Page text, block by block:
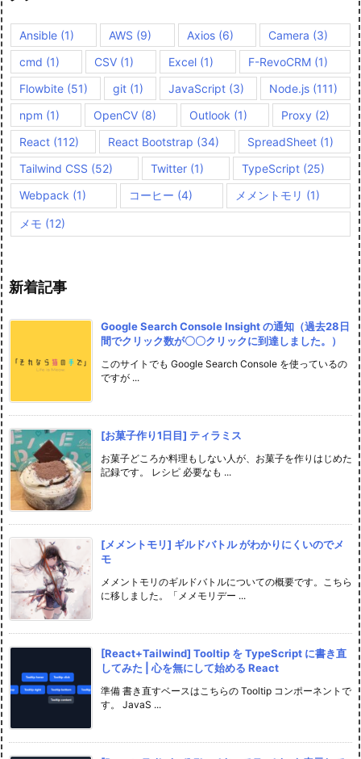
Ansible (1) AWS (9) Axios(6) Camera (3)
cmd (1) CSV (1) Excel (1) F-RevoCRM (1)
Flowbite (51) git (1) JavaScript (3) Node.js (111)
npm (1) OpenCV(8) Outlook (1) Proxy (2)
React (112) React Bootstrap (34) SpreadSheet (1)
Tailwind CSS (52) Twitter (1) TypeScript (25)
Webpack (1) コーヒー (4) メメントモリ (1)
メモ (12)
新着記事
Google Search Console Insight の通知（過去28日
間でクリック数が〇〇クリックに到達しました。）
このサイトでも Google Search Console を使っているの
ですが ...
[お菓子作り1日目] ティラミス
お菓子どころか料理もしない人が、お菓子を作りはじめた
記録です。 レシピ 必要なも ...
[メメントモリ] ギルドバトル がわかりにくいのでメ
モ
メメントモリのギルドバトルについての概要です。こちら
に移しました。「メメモリデー ...
[React+Tailwind] Tooltip を TypeScript に書き直
してみた | 心を無にして始める React
準備 書き直すベースはこちらの Tooltip コンポーネントで
す。 JavaS ...